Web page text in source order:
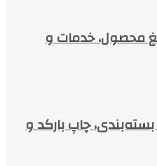
محصول، خدمات و
بسته‌بندی، چاپ بارکد و